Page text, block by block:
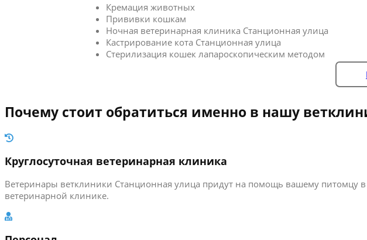
Кремация животных
Прививки кошкам
Ночная ветеринарная клиника Станционная улица
Кастрирование кота Станционная улица
Стерилизация кошек лапароскопическим методом
Почему стоит обратиться именно в нашу
Круглосуточная ветеринарная клиника
Ветеринары ветклиники Станционная улица придут на помощь вашему питомцу
ветеринарной клинике.